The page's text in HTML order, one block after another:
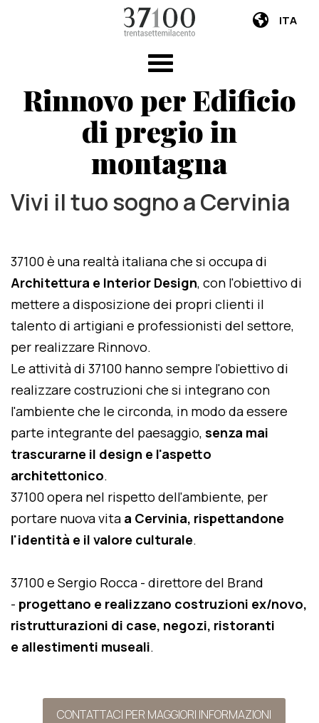
ITA
Rinnovo per Edificio
di pregio in
montagna
Vivi il tuo sogno a Cervinia
37100 è una realtà italiana che si occupa di
Architettura e Interior Design, con l'obiettivo di
mettere a disposizione dei propri clienti il
talento di artigiani e professionisti del settore,
per realizzare Rinnovo.
Le attività di 37100 hanno sempre l'obiettivo di
realizzare costruzioni che si integrano con
l'ambiente che le circonda, in modo da essere
parte integrante del paesaggio, senza mai
trascurarne il design e l'aspetto
architettonico.
37100 opera nel rispetto dell'ambiente, per
portare nuova vita a Cervinia, rispettandone
l'identità e il valore culturale.
37100 e Sergio Rocca - direttore del Brand
- progettano e realizzano costruzioni ex/novo,
ristrutturazioni di case, negozi, ristoranti
e allestimenti museali.
CONTATTACI PER MAGGIORI INFORMAZIONI